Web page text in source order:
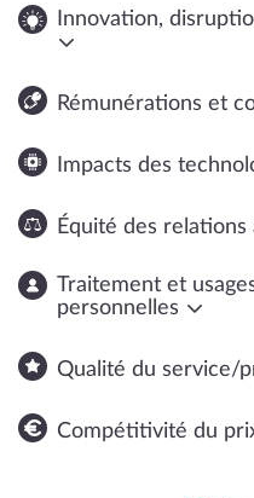
Innovation,
Rémunérations et
Impacts des
Équité des
Traitement et
personnelles
Qualité du service/
Compétitivité du